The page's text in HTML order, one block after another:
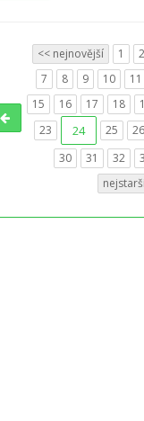
<< nejnovější 1 2
7
8 9 10 11
15
16 17 18
23
24 25 26
30
31 32